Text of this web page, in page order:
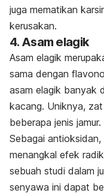
juga mematikan
kerusakan.
4. Asam elagik
Asam elagik
sama dengan
asam elagik banyak
kacang. Uniknya,
beberapa jenis jamur.
Sebagai
menangkal efek
sebuah studi dalam
senyawa ini dapat